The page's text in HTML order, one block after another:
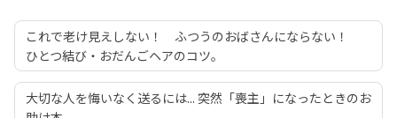
これで老け見えしない！ ふつうのおばさんにならない！
ひとつ結び・おだんごヘアのコツ。
大切な人を悔いなく送るには... 突然「喪主」になったときのお